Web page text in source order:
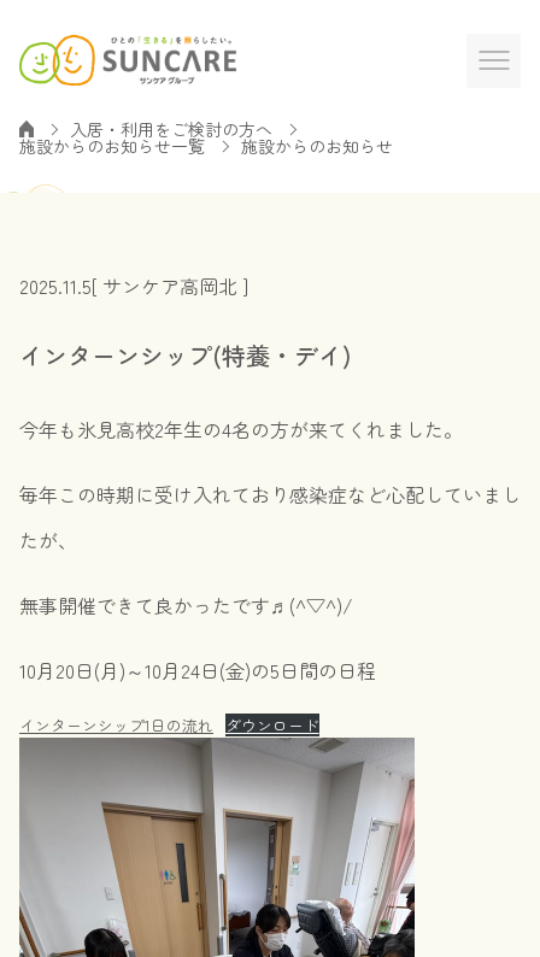
入居・利用をご検討の方へ
施設からのお知らせ一覧 施設からのお知らせ
2025.11.5[ サンケア高岡北 ]
インターンシップ(特養・デイ)
今年も氷見高校2年生の4名の方が来てくれました。
毎年この時期に受け入れており感染症など心配していまし
たが、
無事開催できて良かったです♬(^▽^)/
10月20日(月)～10月24日(金)の5日間の日程
インターンシップ1日の流れ ダウンロード